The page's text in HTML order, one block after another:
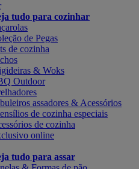
tudo para cozinhar
de Pegas
de cozinha
& Woks
Outdoor
assadores & Acessórios
de cozinha especiais
de cozinha
online
tudo para assar